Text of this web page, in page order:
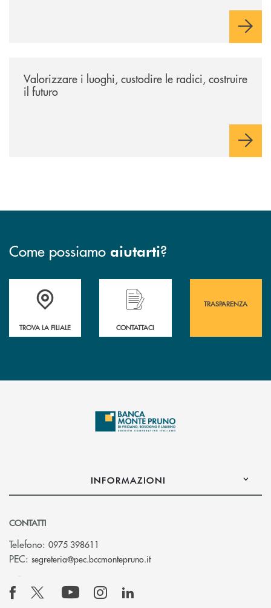
Valorizzare i luoghi, custodire le radici, costruire
il futuro
Come possiamo aiutarti?
Accedi all' elenco completo&nbsp; delle&nbsp; filiali&nbsp; di Banca
TROVA LA FILIALE
Hai bisogno di assistenza immediata?
CONTATTACI
TRASPARENZA
INFORMAZIONI
CONTATTI
Telefono: 0975 398611
PEC: segreteria@pec.bccmontepruno.it(si apre l’app di posta